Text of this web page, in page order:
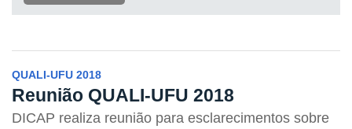
QUALI-UFU 2018
Reunião QUALI-UFU 2018
DICAP realiza reunião para esclarecimentos sobre